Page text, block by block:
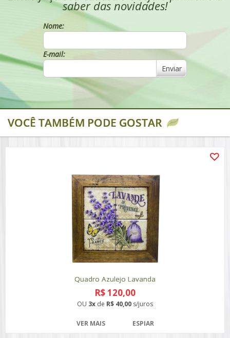
saber das novidades!
Nome:
E-mail:
Enviar
VOCÊ TAMBÉM PODE GOSTAR
Quadro Azulejo Lavanda
R$ 120,00
OU 3x de R$ 40,00 s/juros
VER MAIS ESPIAR